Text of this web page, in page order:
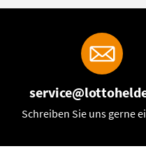
Schreiben Sie uns gerne